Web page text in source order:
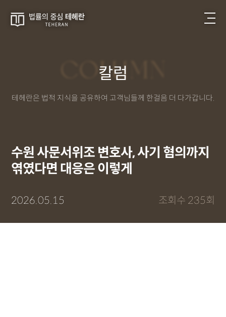
COLUMN
칼럼
테헤란은 법적 지식을 공유하여 고객님들께 한걸음 더 다가갑니다.
수원 사문서위조 변호사, 사기 혐의까지
엮였다면 대응은 이렇게
2026.05.15 조회수 235회